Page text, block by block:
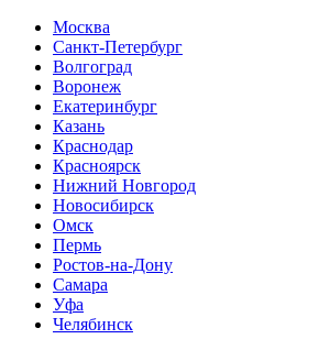
Москва
Санкт-Петербург
Волгоград
Воронеж
Екатеринбург
Казань
Краснодар
Красноярск
Нижний Новгород
Новосибирск
Омск
Пермь
Ростов-на-Дону
Самара
Уфа
Челябинск